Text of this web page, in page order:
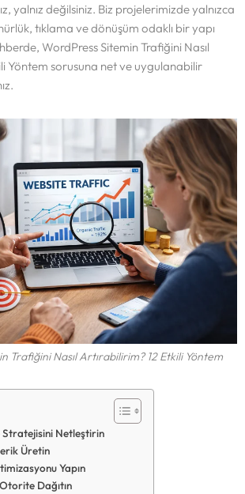
yalnız değilsiniz. Biz projelerimizde yalnızca
tıklama ve dönüşüm odaklı bir yapı
WordPress Sitemin Trafiğini Nasıl
Yöntem sorusuna net ve uygulanabilir
Trafiğini Nasıl Artırabilirim? 12 Etkili Yöntem
Stratejisini Netleştirin
Üretin
Yapın
Dağıtın